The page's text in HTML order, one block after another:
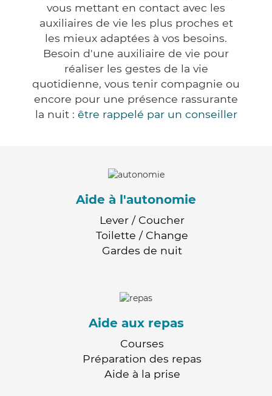
vous mettant en contact avec les
auxiliaires de vie les plus proches et
les mieux adaptées à vos besoins.
Besoin d'une auxiliaire de vie pour
réaliser les gestes de la vie
quotidienne, vous tenir compagnie ou
encore pour une présence rassurante
la nuit : être rappelé par un conseiller
Aide à l'autonomie
Lever / Coucher
Toilette / Change
Gardes de nuit
Aide aux repas
Courses
Préparation des repas
Aide à la prise